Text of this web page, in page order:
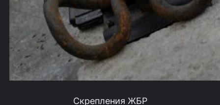
Скрепления ЖБР